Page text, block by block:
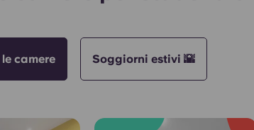
camere Soggiorni estivi 🌇